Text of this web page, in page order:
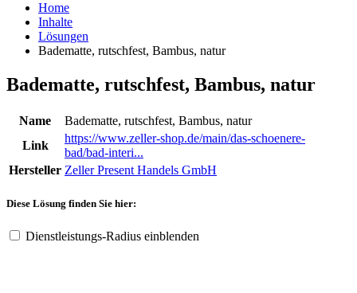
Home
Inhalte
Lösungen
Badematte, rutschfest, Bambus, natur
Badematte, rutschfest, Bambus, natur
Name
Badematte, rutschfest, Bambus, natur
Link
https://www.zeller-shop.de/main/das-schoenere-
bad/bad-interi...
Hersteller Zeller Present Handels GmbH
Diese Lösung finden Sie hier:
Dienstleistungs-Radius einblenden